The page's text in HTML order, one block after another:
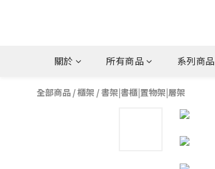
關於 所有商品 系列商品
全部商品 /櫃架 /書架|書櫃|置物架|層架